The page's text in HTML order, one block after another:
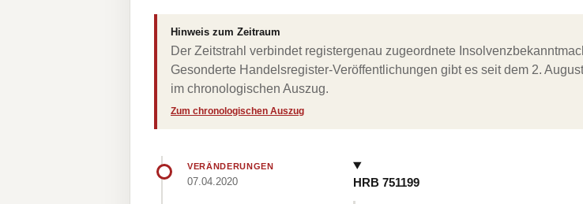
Hinweis zum Zeitraum
Der Zeitstrahl verbindet registergenau zugeordnete
Gesonderte Handelsregister-Veröffentlichungen gibt es seit dem 2.
im chronologischen Auszug.
Zum chronologischen Auszug
VERÄNDERUNGEN
07.04.2020 HRB 751199